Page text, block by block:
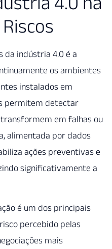
da indústria 4.0 é a
os ambientes
instalados em
permitem detectar
em falhas ou
alimentada por dados
ações preventivas e
significativamente a
é um dos principais
percebido pelas
mais